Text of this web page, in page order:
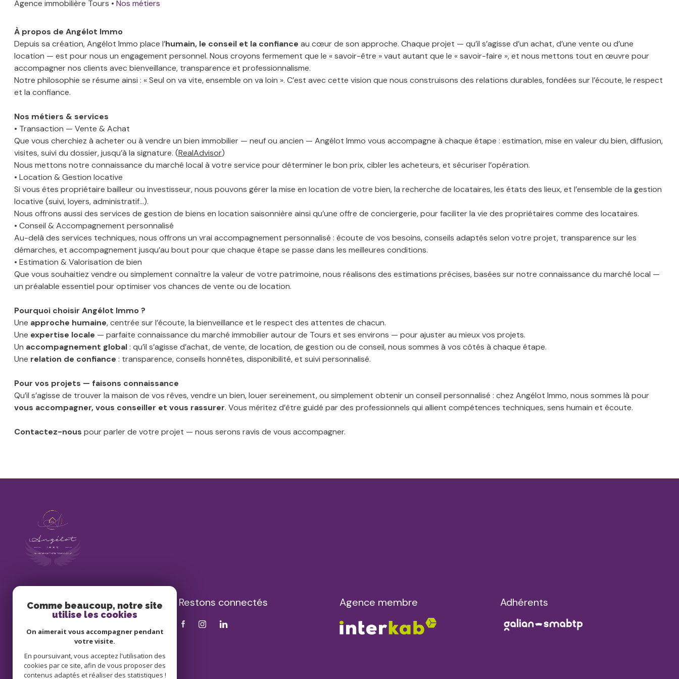
Venez à
rencontre
NOS
AVIS
ACTUALITÉS
Agence immobilière Tours Nos métiers
À propos de Angélot Immo
Depuis sa création, Angélot Immo place l’humain, le conseil et la confiance au cœur de son approche. Chaque projet — qu’il s’agisse d’un achat, d’une vente ou d’une
location — est pour nous un engagement personnel. Nous croyons fermement que le « savoir-être » vaut autant que le « savoir-faire », et nous mettons tout en œuvre pour
accompagner nos clients avec bienveillance, transparence et professionnalisme.
Notre philosophie se résume ainsi : « Seul on va vite, ensemble on va loin ». C’est avec cette vision que nous construisons des relations durables, fondées sur l’écoute, le respect
et la confiance.
Nos métiers & services
• Transaction — Vente & Achat
Que vous cherchiez à acheter ou à vendre un bien immobilier — neuf ou ancien — Angélot Immo vous accompagne à chaque étape : estimation, mise en valeur du bien, diffusion,
visites, suivi du dossier, jusqu’à la signature. (RealAdvisor)
Nous mettons notre connaissance du marché local à votre service pour déterminer le bon prix, cibler les acheteurs, et sécuriser l’opération.
• Location & Gestion locative
Si vous êtes propriétaire bailleur ou investisseur, nous pouvons gérer la mise en location de votre bien, la recherche de locataires, les états des lieux, et l’ensemble de la gestion
locative (suivi, loyers, administratif…).
Nous offrons aussi des services de gestion de biens en location saisonnière ainsi qu’une offre de conciergerie, pour faciliter la vie des propriétaires comme des locataires.
• Conseil & Accompagnement personnalisé
Au-delà des services techniques, nous offrons un vrai accompagnement personnalisé : écoute de vos besoins, conseils adaptés selon votre projet, transparence sur les
démarches, et accompagnement jusqu’au bout pour que chaque étape se passe dans les meilleures conditions.
• Estimation & Valorisation de bien
Que vous souhaitiez vendre ou simplement connaître la valeur de votre patrimoine, nous réalisons des estimations précises, basées sur notre connaissance du marché local —
un préalable essentiel pour optimiser vos chances de vente ou de location.
Pourquoi choisir Angélot Immo ?
Une approche humaine, centrée sur l’écoute, la bienveillance et le respect des attentes de chacun.
Une expertise locale — parfaite connaissance du marché immobilier autour de Tours et ses environs — pour ajuster au mieux vos projets.
Un accompagnement global: qu’il s’agisse d’achat, de vente, de location, de gestion ou de conseil, nous sommes à vos côtés à chaque étape.
Une relation de confiance : transparence, conseils honnêtes, disponibilité, et suivi personnalisé.
Pour vos projets — faisons connaissance
Qu’il s’agisse de trouver la maison de vos rêves, vendre un bien, louer sereinement, ou simplement obtenir un conseil personnalisé : chez Angélot Immo, nous sommes là pour
vous accompagner, vous conseiller et vous rassurer. Vous méritez d’être guidé par des professionnels qui allient compétences techniques, sens humain et écoute.
Contactez-nous pour parler de votre projet — nous serons ravis de vous accompagner.
Angélot Immo
contact@angelot-immo.fr
37510 Ballan-Miré
Restons connectés Agence membre Adhérents
Comme beaucoup, notre site
utilise les cookies
On aimerait vous accompagner pendant
votre visite.
En poursuivant, vous acceptez l'utilisation des
cookies par ce site, afin de vous proposer des
contenus adaptés et réaliser des statistiques !